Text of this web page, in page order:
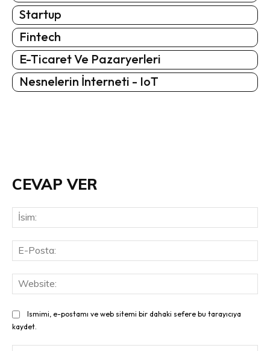
Startup
Fintech
E-Ticaret Ve Pazaryerleri
Nesnelerin İnterneti - IoT
CEVAP VER
Ismimi, e-postamı ve web sitemi bir dahaki sefere bu tarayıcıya
kaydet.